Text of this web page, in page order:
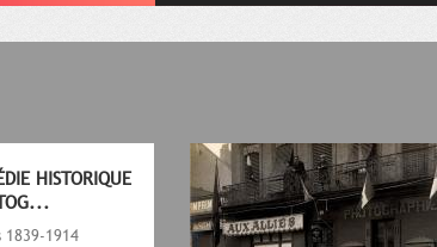
HISTORIQUE
1839-1914